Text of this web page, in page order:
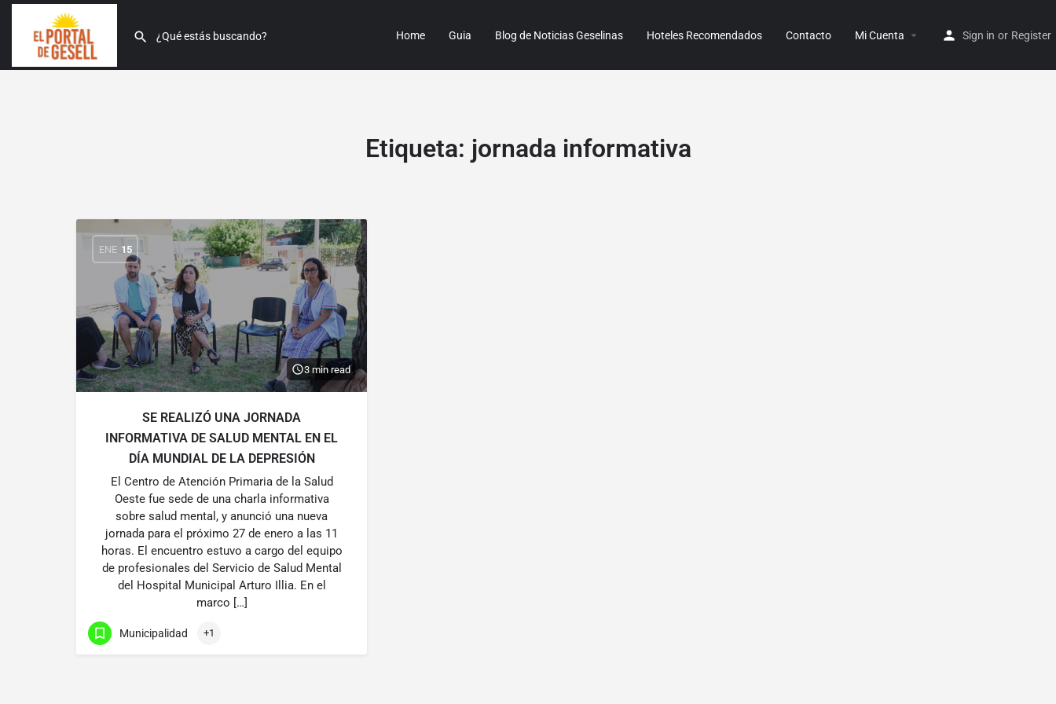
Home Guia Blog de Noticias Geselinas Hoteles Recomendados Contacto Mi Cuenta Sign in or Register
Etiqueta: jornada informativa
ENE 15
3 min read
SE REALIZÓ UNA JORNADA
INFORMATIVA DE SALUD MENTAL EN EL
DÍA MUNDIAL DE LA DEPRESIÓN
El Centro de Atención Primaria de la Salud
Oeste fue sede de una charla informativa
sobre salud mental, y anunció una nueva
jornada para el próximo 27 de enero a las 11
horas. El encuentro estuvo a cargo del equipo
de profesionales del Servicio de Salud Mental
del Hospital Municipal Arturo Illia. En el
marco […]
Municipalidad +1